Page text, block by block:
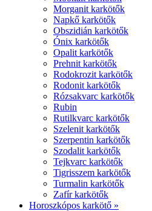
Morganit karkötők
Napkő karkötők
Obszidián karkötők
Ónix karkötők
Opalit karkötők
Prehnit karkötők
Rodokrozit karkötők
Rodonit karkötők
Rózsakvarc karkötők
Rubin
Rutilkvarc karkötők
Szelenit karkötők
Szerpentin karkötők
Szodalit karkötők
Tejkvarc karkötők
Tigrisszem karkötők
Turmalin karkötők
Zafír karkötők
Horoszkópos karkötő »